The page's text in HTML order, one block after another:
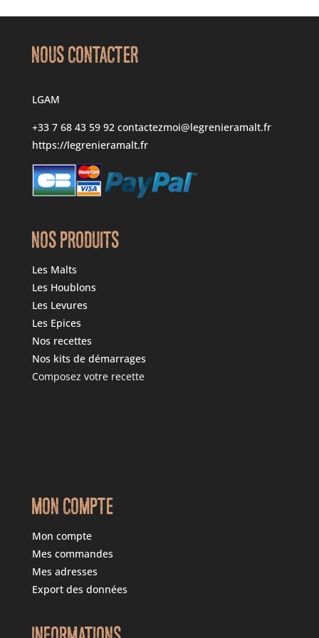
NOUS CONTACTER
LGAM
+33 7 68 43 59 92 contactezmoi@legrenieramalt.fr
https://legrenieramalt.fr
NOS PRODUITS
Les Malts
Les Houblons
Les Levures
Les Epices
Nos recettes
Nos kits de démarrages
Composez votre recette
MON COMPTE
Mon compte
Mes commandes
Mes adresses
Export des données